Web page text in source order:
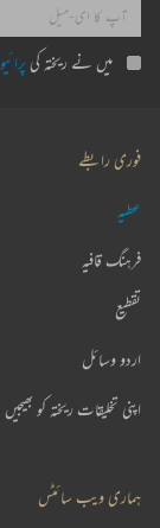
میں نے ریختہ کی
فوری رابطے
عطیہ
فرہنگ قافیہ
تقطیع
اردو وسائل
اپنی تخلیقات ریختہ کو بھیجیں
ہماری ویب سائٹس